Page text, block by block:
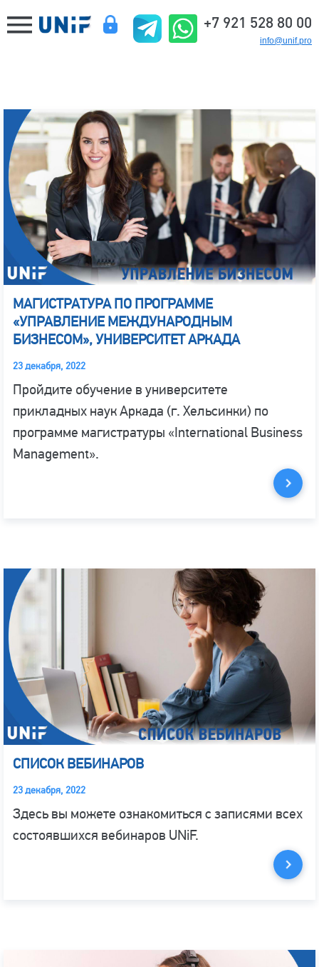
+7 921 528 80 00
info@unif.pro
МАГИСТРАТУРА ПО ПРОГРАММЕ
«УПРАВЛЕНИЕ МЕЖДУНАРОДНЫМ
БИЗНЕСОМ», УНИВЕРСИТЕТ АРКАДА
23 декабря, 2022
Пройдите обучение в университете
прикладных наук Аркада (г. Хельсинки) по
программе магистратуры «International Business
Management».
СПИСОК ВЕБИНАРОВ
23 декабря, 2022
Здесь вы можете ознакомиться с записями всех
состоявшихся вебинаров UNiF.